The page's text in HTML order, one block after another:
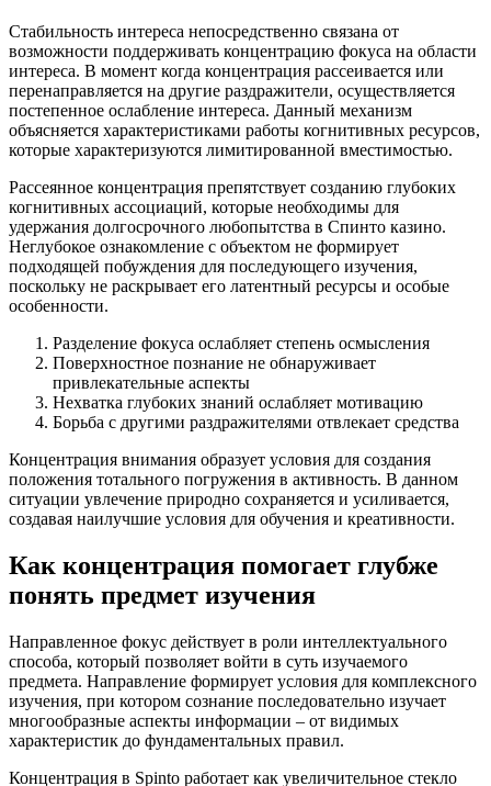
Стабильность интереса непосредственно связана от
возможности поддерживать концентрацию фокуса на области
интереса. В момент когда концентрация рассеивается или
перенаправляется на другие раздражители, осуществляется
постепенное ослабление интереса. Данный механизм
объясняется характеристиками работы когнитивных ресурсов,
которые характеризуются лимитированной вместимостью.
Рассеянное концентрация препятствует созданию глубоких
когнитивных ассоциаций, которые необходимы для
удержания долгосрочного любопытства в Спинто казино.
Неглубокое ознакомление с объектом не формирует
подходящей побуждения для последующего изучения,
поскольку не раскрывает его латентный ресурсы и особые
особенности.
Разделение фокуса ослабляет степень осмысления
Поверхностное познание не обнаруживает
привлекательные аспекты
Нехватка глубоких знаний ослабляет мотивацию
Борьба с другими раздражителями отвлекает средства
Концентрация внимания образует условия для создания
положения тотального погружения в активность. В данном
ситуации увлечение природно сохраняется и усиливается,
создавая наилучшие условия для обучения и креативности.
Как концентрация помогает глубже
понять предмет изучения
Направленное фокус действует в роли интеллектуального
способа, который позволяет войти в суть изучаемого
предмета. Направление формирует условия для комплексного
изучения, при котором сознание последовательно изучает
многообразные аспекты информации – от видимых
характеристик до фундаментальных правил.
Концентрация в Spinto работает как увеличительное стекло